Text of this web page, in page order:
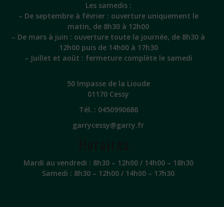
Les samedis :
– De septembre à février : ouverture uniquement le
matin, de 8h30 à 12h00
– De mars à juin : ouverture toute la journée, de 8h30 à
12h00 puis de 14h00 à 17h30
– Juillet et août : fermeture complète le samedi
50 Impasse de la Lioude
01170 Cessy
Tél. : 0450990686
garrycessy@garry.fr
Mardi au vendredi : 8h30 – 12h00 / 14h00 – 18h30
Samedi : 8h30 – 12h00 / 14h00 – 17h30